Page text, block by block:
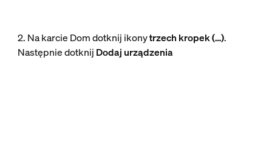
2. Na karcie Dom dotknij ikonytrzech kropek (…).
Następnie dotknij Dodaj urządzenia